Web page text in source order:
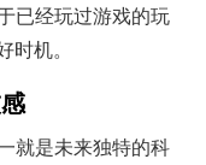
已经玩过游戏的玩
机。
就是未来独特的科